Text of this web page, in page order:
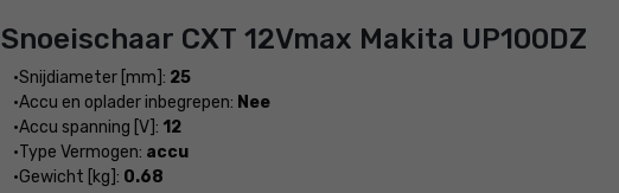
Snoeischaar CXT 12Vmax Makita UP100DZ
Snijdiameter [mm]: 25
Accu en oplader inbegrepen: Nee
Accu spanning [V]: 12
Type Vermogen: accu
Gewicht [kg]: 0.68